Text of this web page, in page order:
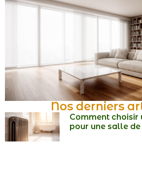
Nos derniers
Comment
pour une salle